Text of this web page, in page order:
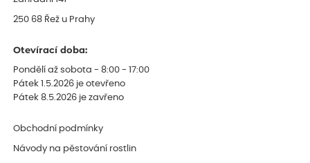
250 68 Řež u Prahy
Otevírací doba:
Pondělí až sobota - 8:00 - 17:00
Pátek 1.5.2026 je otevřeno
Pátek 8.5.2026 je zavřeno
Obchodní podmínky
Návody na pěstování rostlin